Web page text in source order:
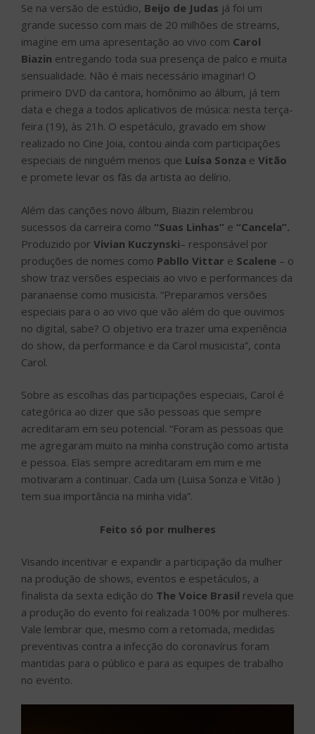
Se na versão de estúdio, Beijo de Judas já foi um
grande sucesso com mais de 20 milhões de streams,
imagine em uma apresentação ao vivo com Carol
Biazin entregando toda sua presença de palco e muita
sensualidade. Não é mais necessário imaginar! O
primeiro DVD da cantora, homônimo ao álbum, já tem
data e chega a todos aplicativos de música: nesta terça-
feira (19), às 21h. O espetáculo, gravado em show
realizado no Cine Joia, contou ainda com participações
especiais de ninguém menos que Luísa Sonza e Vitão
e promete levar os fãs da artista ao delírio.
Além das canções novo álbum, Biazin relembrou
sucessos da carreira como “Suas Linhas” e “Cancela”.
Produzido por Vivian Kuczynski– responsável por
produções de nomes como Pabllo Vittar e Scalene – o
show traz versões especiais ao vivo e performances da
paranaense como musicista. “Preparamos versões
especiais para o ao vivo que vão além do que ouvimos
no digital, sabe? O objetivo era trazer uma experiência
do show, da performance e da Carol musicista”, conta
Carol.
Sobre as escolhas das participações especiais, Carol é
categórica ao dizer que são pessoas que sempre
acreditaram em seu potencial. “Foram as pessoas que
me agregaram muito na minha construção como artista
e pessoa. Elas sempre acreditaram em mim e me
motivaram a continuar. Cada um (Luisa Sonza e Vitão )
tem sua importância na minha vida”.
Feito só por mulheres
Visando incentivar e expandir a participação da mulher
na produção de shows, eventos e espetáculos, a
finalista da sexta edição do The Voice Brasil revela que
a produção do evento foi realizada 100% por mulheres.
Vale lembrar que, mesmo com a retomada, medidas
preventivas contra a infecção do coronavírus foram
mantidas para o público e para as equipes de trabalho
no evento.